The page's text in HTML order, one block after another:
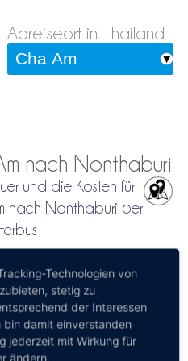
Abreiseort in Thailand
nach Nonthaburi
und die Kosten für
nach Nonthaburi per
Mehr Infos / Tickets
Dauer:3h 21m – 3h 45m
Technologien von
stetig zu
der Interessen
bin damit einverstanden
jederzeit mit Wirkung für
ändern.